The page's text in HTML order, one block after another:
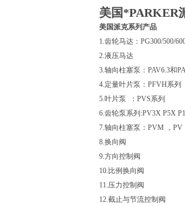
美国*PARKER
美国派克系列产品
1.齿轮马达：PG300/500/
2.液压马达
3.轴向柱塞泵：PAV6.3和
4.定量叶片泵：PFVH系列
5.叶片泵 ：PVS系列
6.齿轮泵系列:PV3X P5X
7.轴向柱塞泵：PVM ，PV
8.换向阀
9.方向控制阀
10.比例换向阀
11.压力控制阀
12.截止与节流控制阀